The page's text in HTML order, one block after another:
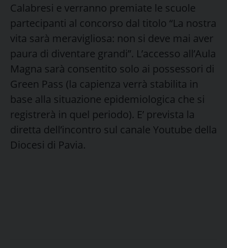
Calabresi e verranno premiate le scuole
partecipanti al concorso dal titolo “La nostra
vita sarà meravigliosa: non si deve mai aver
paura di diventare grandi”. L’accesso all’Aula
Magna sarà consentito solo ai possessori di
Green Pass (la capienza verrà stabilita in
base alla situazione epidemiologica che si
registrerà in quel periodo). E’ prevista la
diretta dell’incontro sul canale Youtube della
Diocesi di Pavia.